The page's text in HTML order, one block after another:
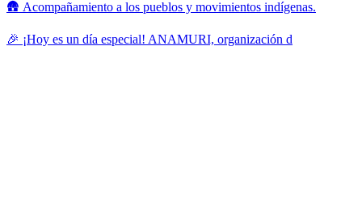
🛖 Acompañamiento a los pueblos y movimientos indígenas.
🎉 ¡Hoy es un día especial! ANAMURI, organización d